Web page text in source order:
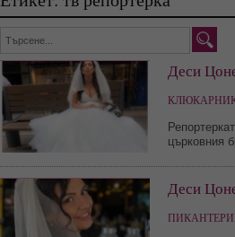
Деси
църковния
Деси